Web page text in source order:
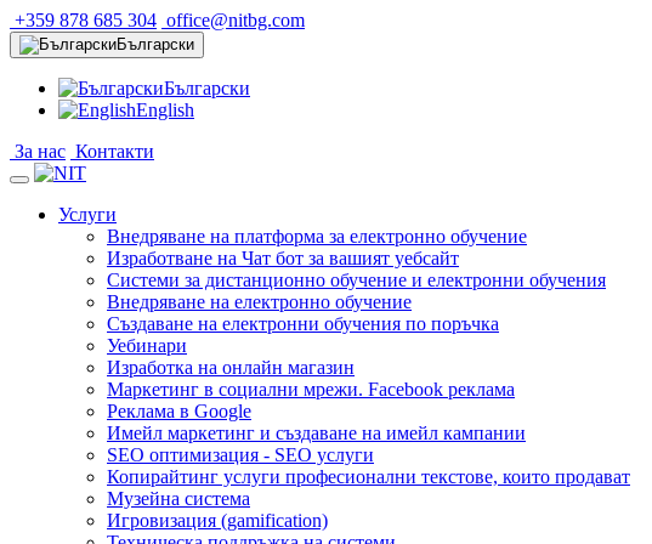
+359 878 685 304 office@nitbg.com
Български
Български
English
За нас Контакти
Услуги
Внедряване на платформа за електронно обучение
Изработване на Чат бот за вашият уебсайт
Системи за дистанционно обучение и електронни обучения
Внедряване на електронно обучение
Създаване на електронни обучения по поръчка
Уебинари
Изработка на онлайн магазин
Маркетинг в социални мрежи. Facebook реклама
Реклама в Google
Имейл маркетинг и създаване на имейл кампании
SEO оптимизация - SEO услуги
Копирайтинг услуги професионални текстове, които продават
Музейна система
Игровизация (gamification)